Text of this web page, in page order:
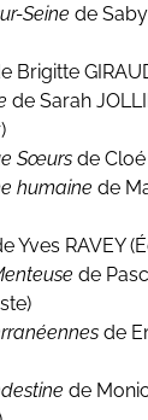
Seine de
Brigitte
de Sarah
Sœurs de Cloé
humaine de
Yves RAVEY
de
de
de